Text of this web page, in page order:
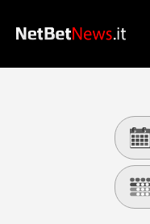
Calcio
Basket